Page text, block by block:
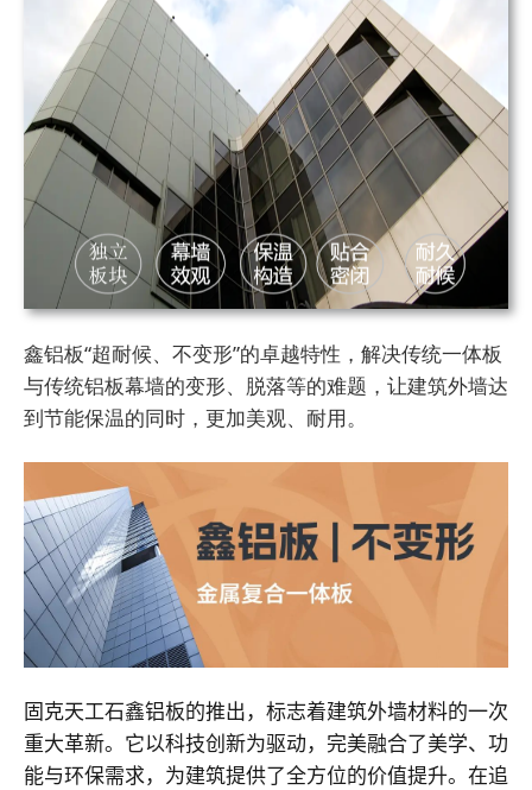
鑫铝板“超耐候、不变形”的卓越特性，解决传统一体板
与传统铝板幕墙的变形、脱落等的难题，让建筑外墙达
到节能保温的同时，更加美观、耐用。
固克天工石鑫铝板的推出，标志着建筑外墙材料的一次
重大革新。它以科技创新为驱动，完美融合了美学、功
能与环保需求，为建筑提供了全方位的价值提升。在追